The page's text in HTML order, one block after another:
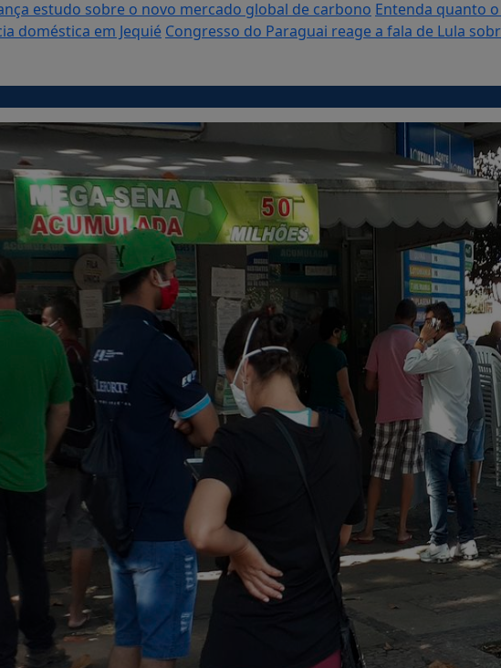
estudo sobre o novo mercado global de carbono Entenda quanto
doméstica em Jequié Congresso do Paraguai reage a fala de Lula